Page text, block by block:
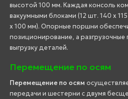
высотой 100 мм. Каждая консоль
вакуумными блоками (12 шт. 140 x
x 100 мм). Опорные поршни
позиционирование, а
выгрузку деталей.
Перемещение по осям
Перемещение по осям
передачи и шестерни с двумя